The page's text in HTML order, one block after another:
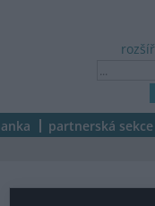
partnerská sekce